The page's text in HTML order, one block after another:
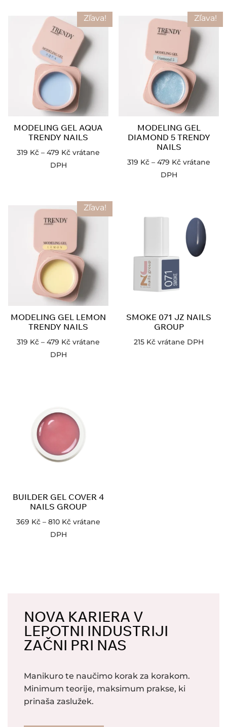
Zľava!
MODELING GEL AQUA
TRENDY NAILS
319 Kč – 479 Kč vrátane
DPH
Zľava!
MODELING GEL
DIAMOND 5 TRENDY
NAILS
319 Kč – 479 Kč vrátane
DPH
Zľava!
MODELING GEL LEMON
TRENDY NAILS
319 Kč – 479 Kč vrátane
DPH
SMOKE 071 JZ NAILS
GROUP
215 Kč vrátane DPH
BUILDER GEL COVER 4
NAILS GROUP
369 Kč – 810 Kč vrátane
DPH
NOVA KARIERA V
LEPOTNI INDUSTRIJI
ZAČNI PRI NAS
Manikuro te naučimo korak za korakom.
Minimum teorije, maksimum prakse, ki
prinaša zaslužek.